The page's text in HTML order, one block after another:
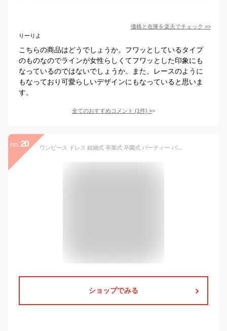
価格と在庫を楽天でチェック >>
りーりよ
こちらの商品はどうでしょうか。フワッとしているタイプ
のものなのでラインが女性らしくてフワッとした印象にも
なっているのではないでしょうか。また、レースのように
もなっており可愛らしいデザインにもなっていると思いま
す。
全てのおすすめコメント (1件) >
no. 20 ワンピース ドレス 結婚式 卒業式 卒園式 パーティー パーティードレス Aライン リボン ハイウエスト 2way ロング丈 七分袖 春 秋 冬 フォーマル お呼ばれ 発表会 謝恩会 ママ服 大きいサイズ-black||S
ショップでみる